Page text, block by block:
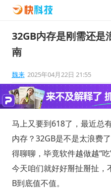
32GB内存是刚需还是
南
魏来 2025年04月22日 21:55
马上又要到618了，最近总
内存？32GB是不是太浪费
得聊聊，毕竟软件越做越“
今天咱们就好好掰扯掰扯，
B到底值不值。